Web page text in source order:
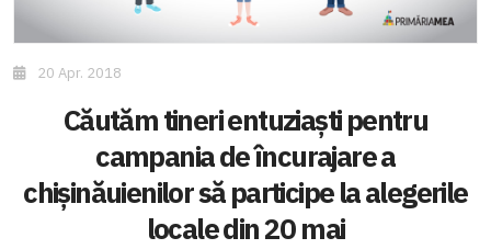
20 Apr. 2018
Căutăm tineri entuziaști pentru
campania de încurajare a
chișinăuienilor să participe la alegerile
locale din 20 mai